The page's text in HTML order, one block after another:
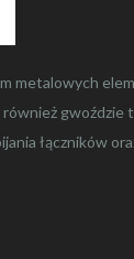
metalowych
gwoździe
łączników